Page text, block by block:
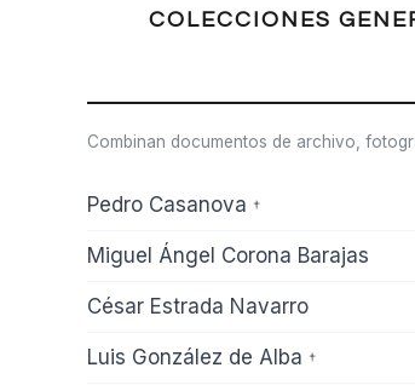
COLECCIONES
Combinan documentos de archivo,
Pedro Casanova †
Miguel Ángel Corona Barajas
César Estrada Navarro
Luis González de Alba †